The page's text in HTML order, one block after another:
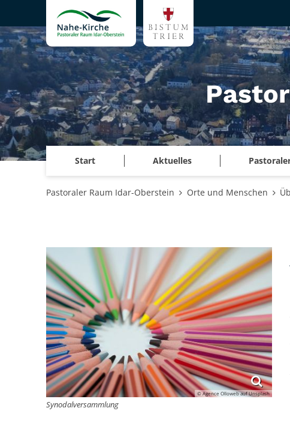
Zum Inhalt springen
Start Aktuelles
Pastoraler Raum Idar-Oberstein Orte und Menschen
© Agence Olloweb auf Unsplash
Synodalversammlung